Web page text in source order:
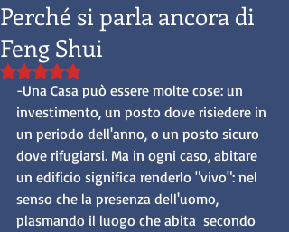
Perché si parla ancora di
Feng Shui
Valutazione NaN stelle su 5.
-Una Casa può essere molte cose: un
investimento, un posto dove risiedere in
un periodo dell'anno, o un posto sicuro
dove rifugiarsi. Ma in ogni caso, abitare
un edificio significa renderlo "vivo": nel
senso che la presenza dell'uomo,
plasmando il luogo che abita  secondo